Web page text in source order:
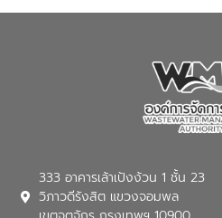
ในครั้ง
(อจน.)
เทคโน
ของอีส
เทคโน
ใช้น้ำ
333 อาคารเล้าเป้งง้วน 1 ชั้น 23
วิภาวดีรังสิต แขวงจอมพล